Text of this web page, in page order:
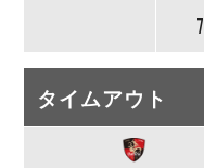
7
タイムアウト